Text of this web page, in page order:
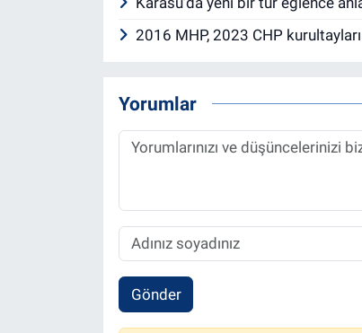
2016 MHP, 2023 CHP
Yorumlar
Gönder